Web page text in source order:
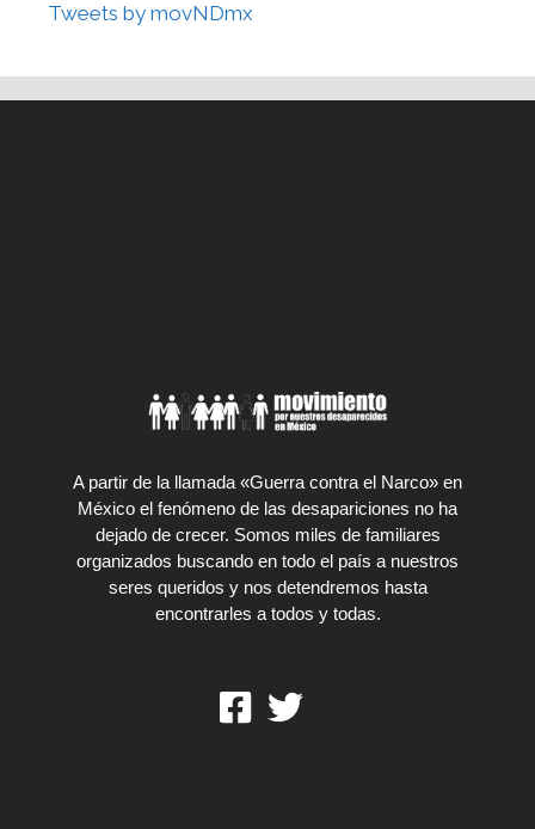
Tweets by movNDmx
A partir de la llamada «Guerra contra el Narco» en
México el fenómeno de las desapariciones no ha
dejado de crecer. Somos miles de familiares
organizados buscando en todo el país a nuestros
seres queridos y nos detendremos hasta
encontrarles a todos y todas.